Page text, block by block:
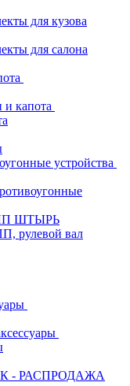
для кузова
для салона
и капота
устройства
ШТЫРЬ
рулевой вал
- РАСПРОДАЖА